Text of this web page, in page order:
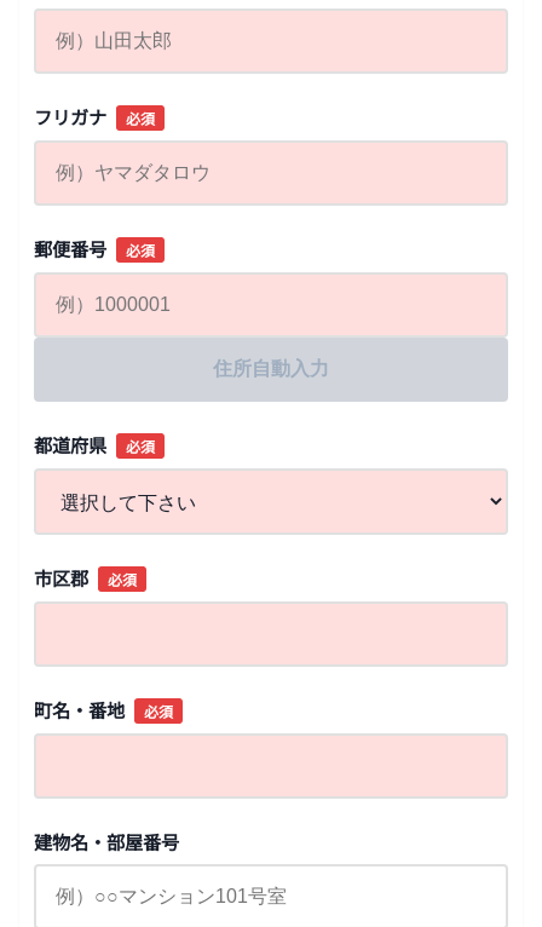
フリガナ 必須
郵便番号 必須
住所自動入力
都道府県 必須
市区郡 必須
町名・番地 必須
建物名・部屋番号